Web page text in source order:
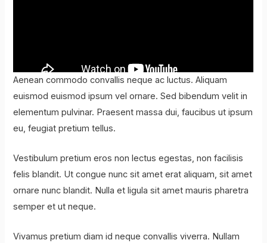
Aenean commodo convallis neque ac luctus. Aliquam
euismod euismod ipsum vel ornare. Sed bibendum velit in
elementum pulvinar. Praesent massa dui, faucibus ut ipsum
eu, feugiat pretium tellus.
Vestibulum pretium eros non lectus egestas, non facilisis
felis blandit. Ut congue nunc sit amet erat aliquam, sit amet
ornare nunc blandit. Nulla et ligula sit amet mauris pharetra
semper et ut neque.
Vivamus pretium diam id neque convallis viverra. Nullam